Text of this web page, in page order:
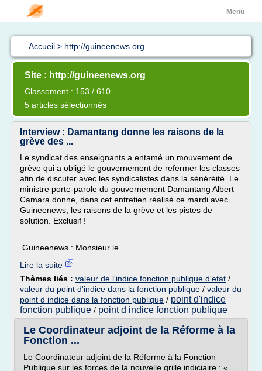
Menu
Accueil > http://guineenews.org
Site : http://guineenews.org
Classement : 153 / 610
5 articles sélectionnés
Interview : Damantang donne les raisons de la
grève des ...
Le syndicat des enseignants a entamé un mouvement de
grève qui a obligé le gouvernement de refermer les classes
afin de discuter avec les syndicalistes dans la sénéréité. Le
ministre porte-parole du gouvernement Damantang Albert
Camara donne, dans cet entretien réalisé ce mardi avec
Guineenews, les raisons de la grève et les pistes de
solution. Exclusif !
Guineenews : Monsieur le...
Lire la suite
Thèmes liés : valeur de l'indice fonction publique d'etat /
valeur du point d'indice dans la fonction publique / valeur du
point d indice dans la fonction publique / point d'indice
fonction publique / point d indice fonction publique
Le Coordinateur adjoint de la Réforme à la
Fonction ...
Le Coordinateur adjoint de la Réforme à la Fonction
Publique sur les forces de la nouvelle grille indiciaire : «